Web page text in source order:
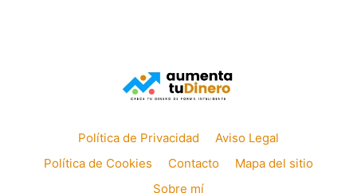
Política de Privacidad
Aviso Legal
Política de Cookies
Contacto
Mapa del sitio
Sobre mí